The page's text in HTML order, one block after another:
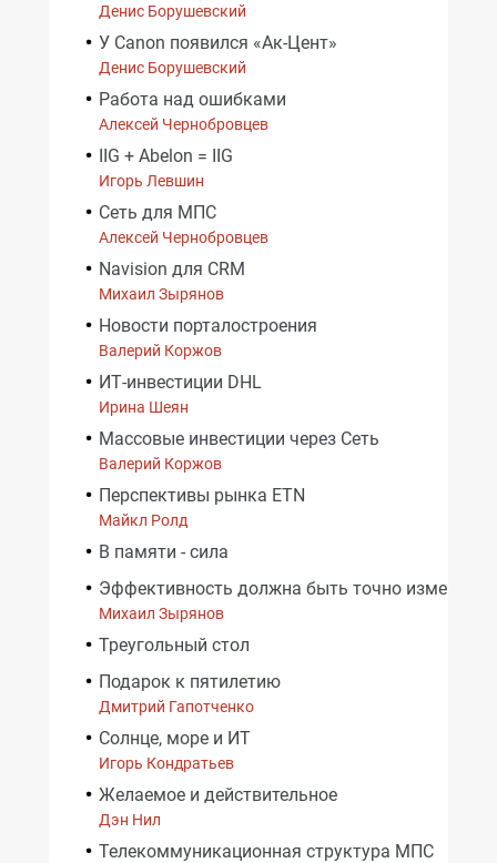
Денис Борушевский
У Canon появился «Ак-Цент»
Денис Борушевский
Работа над ошибками
Алексей Чернобровцев
IIG + Abelon = IIG
Игорь Левшин
Сеть для МПС
Алексей Чернобровцев
Navision для CRM
Михаил Зырянов
Новости порталостроения
Валерий Коржов
ИТ-инвестиции DHL
Ирина Шеян
Массовые инвестиции через Сеть
Валерий Коржов
Перспективы рынка ETN
Майкл Ролд
В памяти - сила
Эффективность должна быть точно измерена
Михаил Зырянов
Треугольный стол
Подарок к пятилетию
Дмитрий Гапотченко
Солнце, море и ИТ
Игорь Кондратьев
Желаемое и действительное
Дэн Нил
Телекоммуникационная структура МПС